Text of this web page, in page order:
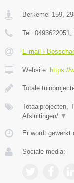
Berkemei 159
Tel: 0493622051
E-mail ›
Website: https://
Totale
Totaalprojecten,
Afsluitingen/ ▼
Er wordt gewerkt
Sociale media: